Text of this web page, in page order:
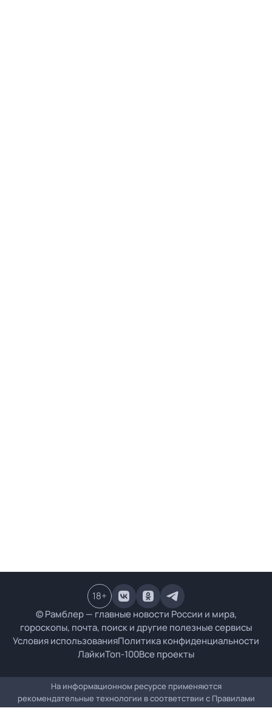
© Рамблер — главные новости России и мира,
гороскопы, почта, поиск и другие полезные сервисы
Условия использованияПолитика конфиденциальности
ЛайкиТоп-100Все проекты
18+
На информационном ресурсе применяются
рекомендательные технологии в соответствии с Правилами